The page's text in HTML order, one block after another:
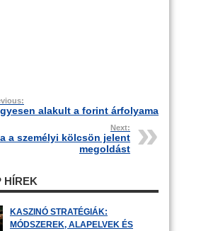
alakult a forint árfolyama
Next:
a személyi kölcsön jelent
megoldást
HÍREK
KASZINÓ STRATÉGIÁK:
MÓDSZEREK, ALAPELVEK ÉS